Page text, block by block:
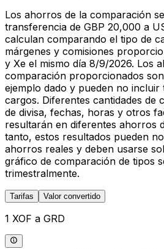
Los ahorros de la comparación
transferencia de GBP 20,000 a
calculan comparando el tipo de
márgenes y comisiones
y Xe el mismo día 8/9/2026. Los
comparación proporcionados
ejemplo dado y pueden no incluir
cargos. Diferentes cantidades de
de divisa, fechas, horas y otros
resultarán en diferentes ahorros
tanto, estos resultados pueden
ahorros reales y deben usarse
gráfico de comparación de tipos
trimestralmente.
Tarifas Valor convertido
1 XOF a GRD